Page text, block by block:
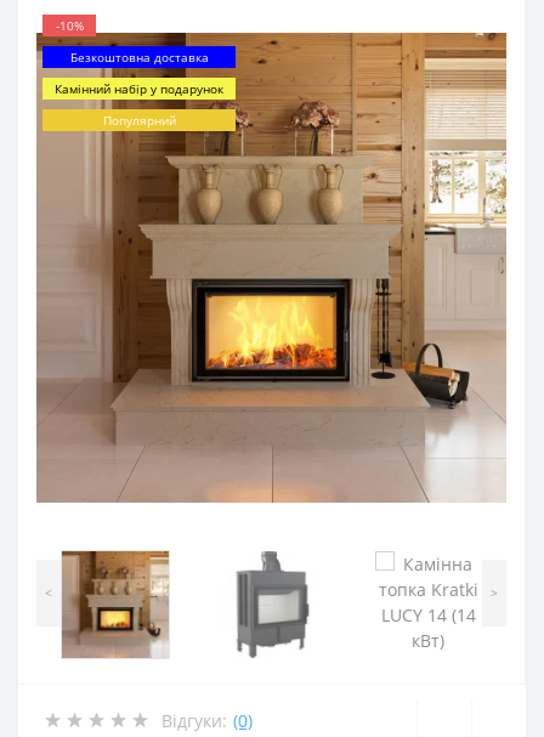
-10%
Безкоштовна доставка
Камінний набір у подарунок
Популярний
< >
Відгуки: (0)